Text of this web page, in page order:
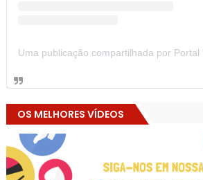
OS MELHORES VÍDEOS